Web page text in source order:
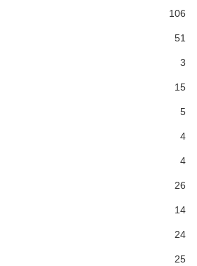
106
51
3
15
5
4
4
26
14
24
25